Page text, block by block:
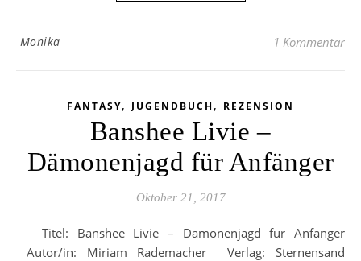
Monika 1 Kommentar
FANTASY, JUGENDBUCH, REZENSION
Banshee Livie –
Dämonenjagd für Anfänger
Oktober 21, 2017
Titel: Banshee Livie – Dämonenjagd für Anfänger
Autor/in: Miriam Rademacher Verlag: Sternensand